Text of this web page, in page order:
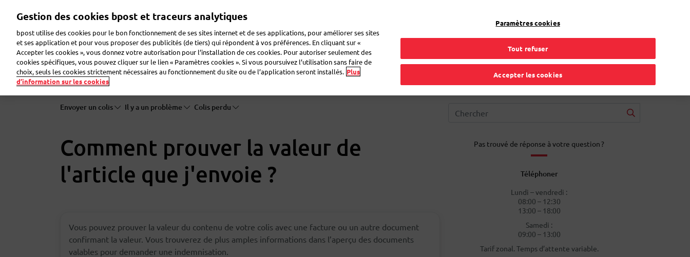
principal
Résidentiel
Envoyer un colis Recevoir un colis Envoyer une lettre Déménagement Questions fréquentes eShop
Envoyer un colis Il y a un problème Colis perdu
Comment prouver la valeur de
l'article que j'envoie ?
Vous pouvez prouver la valeur du contenu de votre colis avec une facture ou un autre document
confirmant la valeur. Vous trouverez de plus amples informations dans l’aperçu des documents
valables pour demander une indemnisation.
Pas trouvé de réponse à votre question ?
Téléphoner
Lundi – vendredi :
08:00 – 12:30
13:00 – 18:00
Samedi :
09:00 – 13:00
Tarif zonal. Temps d’attente variable.
Gestion des cookies bpost et traceurs analytiques
bpost utilise des cookies pour le bon fonctionnement de ses sites internet et de ses applications, pour améliorer ses sites
et ses application et pour vous proposer des publicités (de tiers) qui répondent à vos préférences. En cliquant sur «
Accepter les cookies », vous donnez votre autorisation pour l’installation de ces cookies. Pour autoriser seulement des
cookies spécifiques, vous pouvez cliquer sur le lien « Paramètres cookies ». Si vous poursuivez l’utilisation sans faire de
choix, seuls les cookies strictement nécessaires au fonctionnement du site ou de l’application seront installés. Plus
d’information sur les cookies
Paramètres cookies
Tout refuser
Accepter les cookies